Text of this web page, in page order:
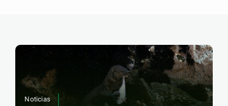
Noticias